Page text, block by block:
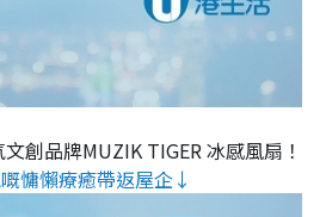
創品牌MUZIK TIGER 冰感風扇！
慵懶療癒帶返屋企↓